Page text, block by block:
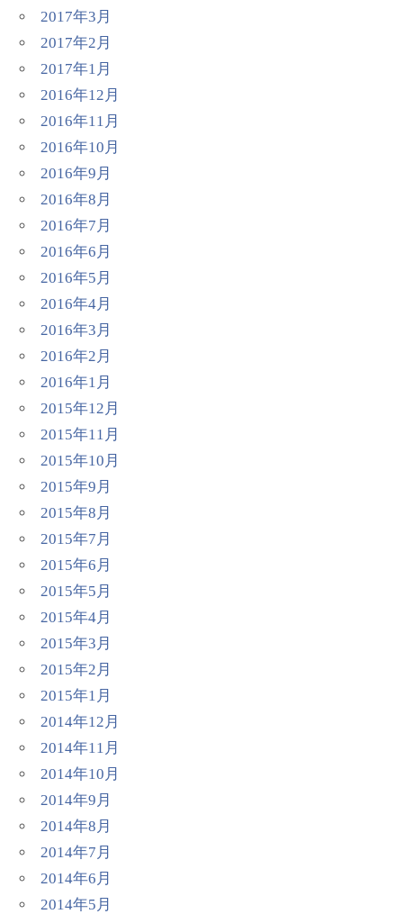
2017年3月
2017年2月
2017年1月
2016年12月
2016年11月
2016年10月
2016年9月
2016年8月
2016年7月
2016年6月
2016年5月
2016年4月
2016年3月
2016年2月
2016年1月
2015年12月
2015年11月
2015年10月
2015年9月
2015年8月
2015年7月
2015年6月
2015年5月
2015年4月
2015年3月
2015年2月
2015年1月
2014年12月
2014年11月
2014年10月
2014年9月
2014年8月
2014年7月
2014年6月
2014年5月